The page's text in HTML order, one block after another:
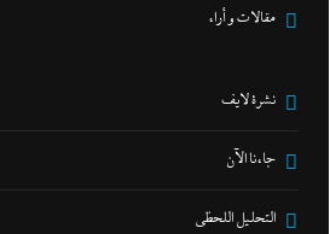
مقالات و أراء
نشرة لايف
جاءنا الآن
التحليل اللحظي